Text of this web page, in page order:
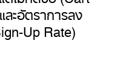
ะอัตราการลง
Up Rate)